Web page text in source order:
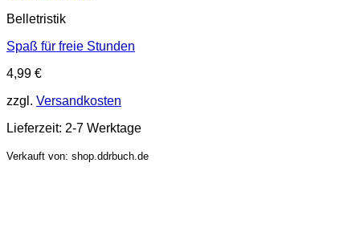
Belletristik
Spaß für freie Stunden
4,99 €
zzgl. Versandkosten
Lieferzeit: 2-7 Werktage
Verkauft von: shop.ddrbuch.de